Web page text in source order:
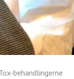
behandlingerne